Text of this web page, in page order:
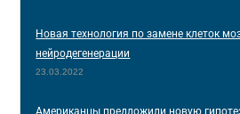
Новая технология по замене клеток
нейродегенерации
23.03.2022
Американцы предложили новую